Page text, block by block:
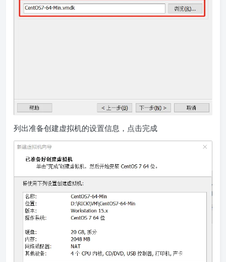
列出准备创建虚拟机的设置信息，点击完成